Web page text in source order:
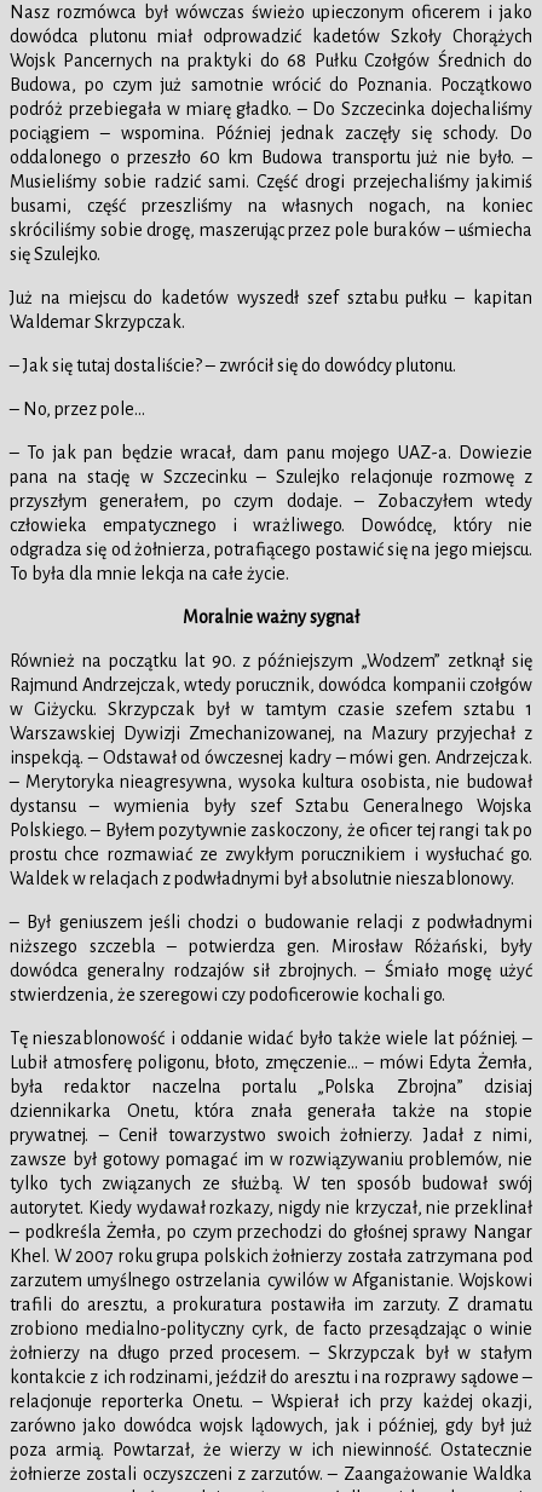
Nasz rozmówca był wówczas świeżo upieczonym oficerem i jako
dowódca plutonu miał odprowadzić kadetów Szkoły Chorążych
Wojsk Pancernych na praktyki do 68 Pułku Czołgów Średnich do
Budowa, po czym już samotnie wrócić do Poznania. Początkowo
podróż przebiegała w miarę gładko. – Do Szczecinka dojechaliśmy
pociągiem – wspomina. Później jednak zaczęły się schody. Do
oddalonego o przeszło 60 km Budowa transportu już nie było. –
Musieliśmy sobie radzić sami. Część drogi przejechaliśmy jakimiś
busami, część przeszliśmy na własnych nogach, na koniec
skróciliśmy sobie drogę, maszerując przez pole buraków – uśmiecha
się Szulejko.
Już na miejscu do kadetów wyszedł szef sztabu pułku – kapitan
Waldemar Skrzypczak.
– Jak się tutaj dostaliście? – zwrócił się do dowódcy plutonu.
– No, przez pole…
– To jak pan będzie wracał, dam panu mojego UAZ-a. Dowiezie
pana na stację w Szczecinku – Szulejko relacjonuje rozmowę z
przyszłym generałem, po czym dodaje. – Zobaczyłem wtedy
człowieka empatycznego i wrażliwego. Dowódcę, który nie
odgradza się od żołnierza, potrafiącego postawić się na jego miejscu.
To była dla mnie lekcja na całe życie.
Moralnie ważny sygnał
Również na początku lat 90. z późniejszym „Wodzem” zetknął się
Rajmund Andrzejczak, wtedy porucznik, dowódca kompanii czołgów
w Giżycku. Skrzypczak był w tamtym czasie szefem sztabu 1
Warszawskiej Dywizji Zmechanizowanej, na Mazury przyjechał z
inspekcją. – Odstawał od ówczesnej kadry – mówi gen. Andrzejczak.
– Merytoryka nieagresywna, wysoka kultura osobista, nie budował
dystansu – wymienia były szef Sztabu Generalnego Wojska
Polskiego. – Byłem pozytywnie zaskoczony, że oficer tej rangi tak po
prostu chce rozmawiać ze zwykłym porucznikiem i wysłuchać go.
Waldek w relacjach z podwładnymi był absolutnie nieszablonowy.
– Był geniuszem jeśli chodzi o budowanie relacji z podwładnymi
niższego szczebla – potwierdza gen. Mirosław Różański, były
dowódca generalny rodzajów sił zbrojnych. – Śmiało mogę użyć
stwierdzenia, że szeregowi czy podoficerowie kochali go.
Tę nieszablonowość i oddanie widać było także wiele lat później. –
Lubił atmosferę poligonu, błoto, zmęczenie… – mówi Edyta Żemła,
była redaktor naczelna portalu „Polska Zbrojna” dzisiaj
dziennikarka Onetu, która znała generała także na stopie
prywatnej. – Cenił towarzystwo swoich żołnierzy. Jadał z nimi,
zawsze był gotowy pomagać im w rozwiązywaniu problemów, nie
tylko tych związanych ze służbą. W ten sposób budował swój
autorytet. Kiedy wydawał rozkazy, nigdy nie krzyczał, nie przeklinał
– podkreśla Żemła, po czym przechodzi do głośnej sprawy Nangar
Khel. W 2007 roku grupa polskich żołnierzy została zatrzymana pod
zarzutem umyślnego ostrzelania cywilów w Afganistanie. Wojskowi
trafili do aresztu, a prokuratura postawiła im zarzuty. Z dramatu
zrobiono medialno-polityczny cyrk, de facto przesądzając o winie
żołnierzy na długo przed procesem. – Skrzypczak był w stałym
kontakcie z ich rodzinami, jeździł do aresztu i na rozprawy sądowe –
relacjonuje reporterka Onetu. – Wspierał ich przy każdej okazji,
zarówno jako dowódca wojsk lądowych, jak i później, gdy był już
poza armią. Powtarzał, że wierzy w ich niewinność. Ostatecznie
żołnierze zostali oczyszczeni z zarzutów. – Zaangażowanie Waldka